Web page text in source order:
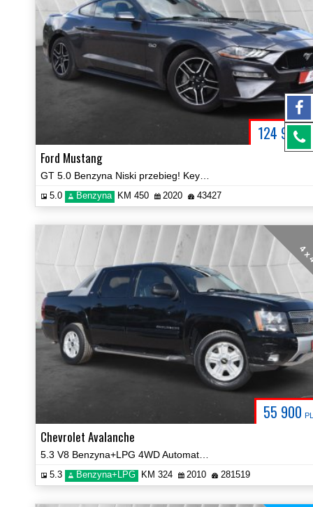
124 900
Ford Mustang
5.0 Benzyna KM 450 2020 43427
55 900
4
Chevrolet Avalanche
5.3 Benzyna+LPG KM 324 2010 281519